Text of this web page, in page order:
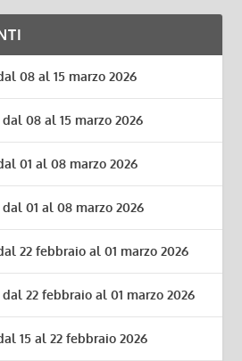
08 al 15 marzo 2026
08 al 15 marzo 2026
01 al 08 marzo 2026
01 al 08 marzo 2026
22 febbraio al 01 marzo 2026
22 febbraio al 01 marzo 2026
15 al 22 febbraio 2026